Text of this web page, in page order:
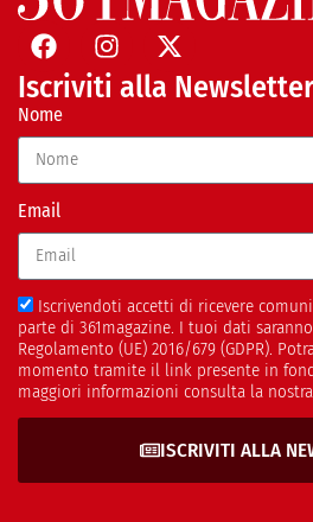
Iscriviti alla Newsletter
Nome
Email
Iscrivendoti accetti di ricevere
parte di 361magazine. I tuoi dati
Regolamento (UE) 2016/679 (GDPR).
momento tramite il link presente in
maggiori informazioni consulta la nostra
ISCRIVITI ALLA